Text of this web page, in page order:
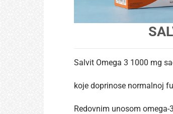
Salvit Omega 3 1000 mg
koje doprinose normalnoj
Redovnim unosom